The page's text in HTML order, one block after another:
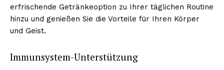
erfrischende Getränkeoption zu Ihrer täglichen Routine
hinzu und genießen Sie die Vorteile für Ihren Körper
und Geist.
Immunsystem-Unterstützung